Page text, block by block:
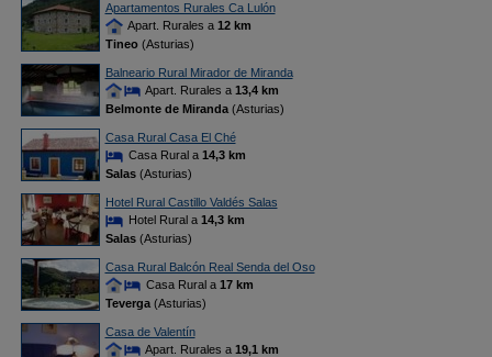
Apartamentos Rurales Ca Lulón
Apart. Rurales a 12 km
Tineo(Asturias)
Balneario Rural Mirador de Miranda
Apart. Rurales a 13,4 km
Belmonte de Miranda(Asturias)
Casa Rural Casa El Ché
Casa Rural a 14,3 km
Salas(Asturias)
Hotel Rural Castillo Valdés Salas
Hotel Rural a 14,3 km
Salas(Asturias)
Casa Rural Balcón Real Senda del Oso
Casa Rural a 17 km
Teverga(Asturias)
Casa de Valentín
Apart. Rurales a 19,1 km